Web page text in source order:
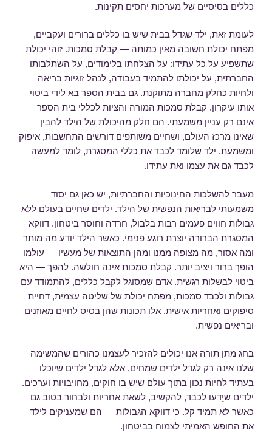
כללים בסיסיים של מערכות יחסים תקינות.
לעומת זאת, ילד שגדל בבית שיש בו כללים ברורים ועקביים,
מפתח יכולת חשובה מאין כמותה — קבלת סמכות. זוהי יכולת
שתשפיע על כל עתידו: על הצלחתו בלימודים, על השתלבותו
החברתית, על יכולתו להתמיד בעבודה, לנהל זוגיות בריאה
ולחיות כחלק מחברה מתוקנת. גם בבית הספר בא לידי ביטוי
אותו עיקרון. קבלת סמכות המורה והציות לכללי בית הספר
אינם רק עניין משמעתי. הם חלק מהיכולת של הילד להבין
שאינו מרכז העולם, ושחיים משותפים דורשים התחשבות, איפוק
ומשמעת. ילד שלומד לכבד את כללי המסגרת, לומד למעשה
לכבד גם את עצמו ואת עתידו.
מעבר להשלכות החינוכיות והחברתיות, יש כאן גם יסוד
משמעותי לבריאות הנפשית של הילד. ילדים שחיים בעולם ללא
גבולות חווים פעמים רבות בלבול, חרדה וחוסר ביטחון. דווקא
המסגרת הברורה יוצרת רוגע פנימי. כאשר הילד יודע מה מותר
ומה אסור, מה מצופה ממנו ומהן התוצאות של מעשיו — עולמו
הופך ברור ויציב יותר. קבלת סמכות אינה חולשה. להפך — היא
ביטוי לבשלות רגשית. אדם שמסוגל לקבל כללים, להתמודד עם
גבולות ולכבד סמכות, מפתח יכולת של שליטה עצמית, דחיית
סיפוקים ואחריות אישית. אלו תכונות שהן בסיס לחיים מאוזנים
ובריאים נפשית.
בחג מתן תורה אנו יכולים להזכיר לעצמנו כהורים שהמשימה
שלנו אינה רק לגדל ילדים שמחים, אלא לגדל ילדים שיוכלו
בעתיד לחיות נכון בתוך עולם שיש בו חוקים, מחויבויות וערכים.
ילדים שיֵדעו לכבד, להקשיב, לשאת אחריות ולבחור בטוב גם
כאשר לא תמיד קל. כי דווקא הגבולות — הם שמעניקים לילד
את החופש האמיתי לצמוח בביטחון.